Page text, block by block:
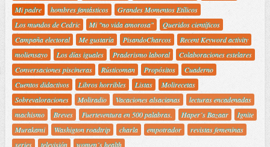
Mi padre
hombres fantásticos
Grandes Momentos Etílicos
Los mundos de Cedric
Mi "no vida amorosa"
Queridos científicos
Campaña electoral
Me gustaría PisandoCharcos
Recent Keyword activity
moliensayo
Los días iguales Praderismo laboral
Colaboraciones estelares
Conversaciones piscineras
Rústicoman Propósitos
Cuaderno
Cuentos didactivos
Libros horribles Listas
Molirecetas
Sobrevaloraciones
Moliradio Vacaciones alsacianas
lecturas encadenadas
machismo
Breves Fuerteventura en 500 palabras. Haper´s Bazaar
Ignite
Murakami
Washigton roadtrip charla empotrador
revistas femeninas
series
televisión women´s health